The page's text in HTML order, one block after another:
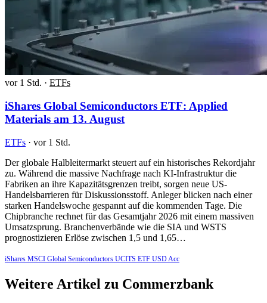
vor 1 Std. · ETFs
iShares Global Semiconductors ETF: Applied
Materials am 13. August
ETFs · vor 1 Std.
Der globale Halbleitermarkt steuert auf ein historisches Rekordjahr
zu. Während die massive Nachfrage nach KI-Infrastruktur die
Fabriken an ihre Kapazitätsgrenzen treibt, sorgen neue US-
Handelsbarrieren für Diskussionsstoff. Anleger blicken nach einer
starken Handelswoche gespannt auf die kommenden Tage. Die
Chipbranche rechnet für das Gesamtjahr 2026 mit einem massiven
Umsatzsprung. Branchenverbände wie die SIA und WSTS
prognostizieren Erlöse zwischen 1,5 und 1,65…
iShares MSCI Global Semiconductors UCITS ETF USD Acc
Weitere Artikel zu Commerzbank